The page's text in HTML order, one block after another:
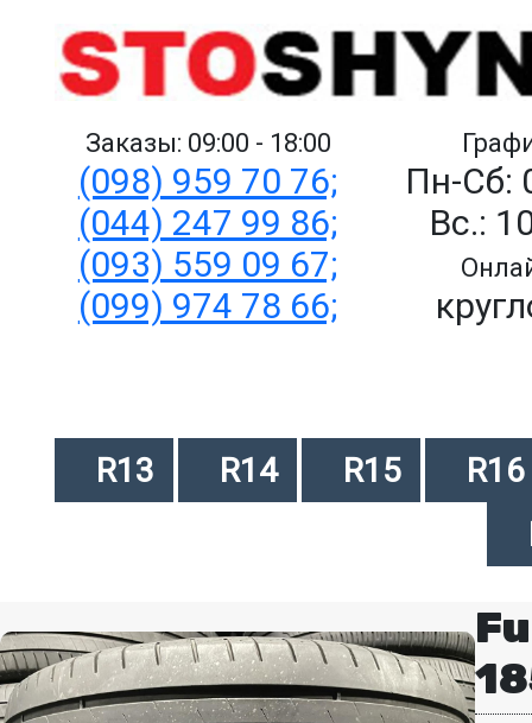
Заказы: 09:00 - 18:00
(098) 959 70 76;
(044) 247 99 86;
(093) 559 09 67;
(099) 974 78 66;
Пн-Сб:
Вс.:
R13 R14 R15
R16